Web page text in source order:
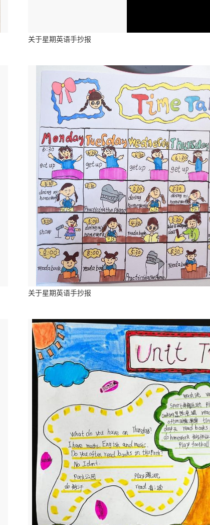
关于星期英语手抄报
关于星期英语手抄报